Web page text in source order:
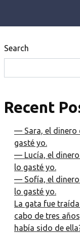
Search
Recent
— Sara, el dinero
gasté yo.
— Lucía, el
lo gasté yo.
— Sofía, el
lo gasté yo.
La gata fue
cabo de tres
había sido de